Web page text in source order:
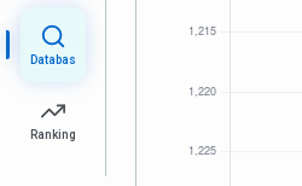
Databas
Ranking